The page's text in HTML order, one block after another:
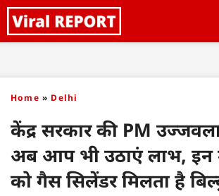
Skip
to
Home » Delhi
केंद्र सरकार की PM
अब आप भी उठाएं लाभ, इन
को गैस सिलेंडर मिलता है